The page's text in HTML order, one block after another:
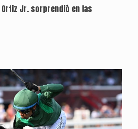
Ortiz Jr. sorprendió en las